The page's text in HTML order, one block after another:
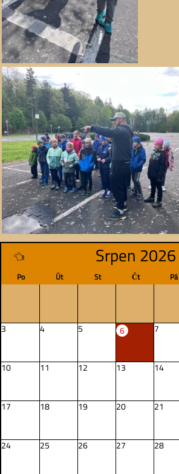
Srpen 2026
Po Út St Čt Pá
3 4 5 6 7
10 11 12 13 14
17 18 19 20 21
24 25 26 27 28